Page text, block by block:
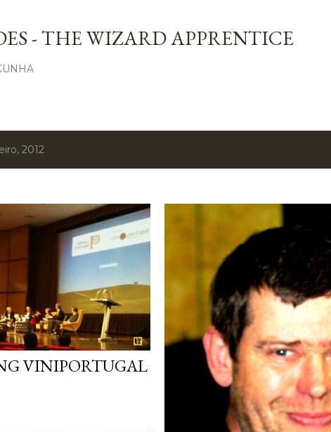
- THE WIZARD APPRENTICE
2012
VINIPORTUGAL